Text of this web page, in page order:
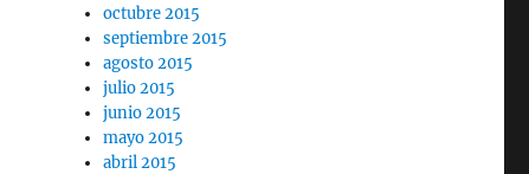
octubre 2015
septiembre 2015
agosto 2015
julio 2015
junio 2015
mayo 2015
abril 2015